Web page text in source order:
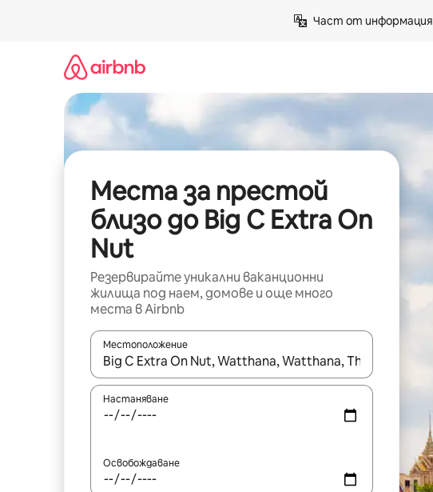
Част от
Места за престой
близо до Big C Extra On
Nut
Резервирайте уникални ваканционни
жилища под наем, домове и още много
места в Airbnb
Местоположение
Когато резултатите се покажат, използвайте
Настаняване
Освобождаване